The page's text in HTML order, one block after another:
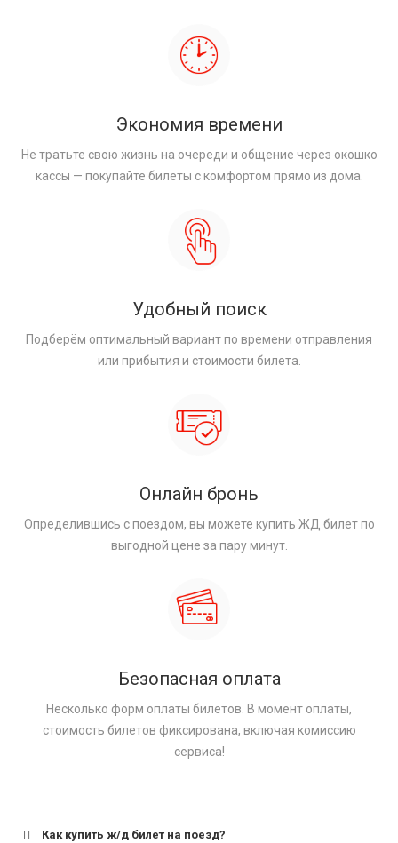
Экономия времени
Не тратьте свою жизнь на очереди и общение через окошко
кассы — покупайте билеты с комфортом прямо из дома.
Удобный поиск
Подберём оптимальный вариант по времени отправления
или прибытия и стоимости билета.
Онлайн бронь
Определившись с поездом, вы можете купить ЖД билет по
выгодной цене за пару минут.
Безопасная оплата
Несколько форм оплаты билетов. В момент оплаты,
стоимость билетов фиксирована, включая комиссию
сервиса!
Как купить ж/д билет на поезд?